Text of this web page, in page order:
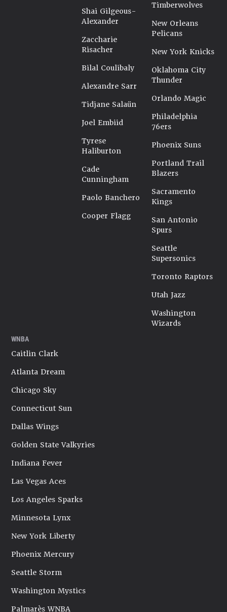
Shai Gilgeous-
Alexander
Zaccharie
Risacher
Bilal Coulibaly
Alexandre Sarr
Tidjane Salaün
Joel Embiid
Tyrese
Haliburton
Cade
Cunningham
Paolo Banchero
Cooper Flagg
Timberwolves
New Orleans
Pelicans
New York Knicks
Oklahoma City
Thunder
Orlando Magic
Philadelphia
76ers
Phoenix Suns
Portland Trail
Blazers
Sacramento
Kings
San Antonio
Spurs
Seattle
Supersonics
Toronto Raptors
Utah Jazz
Washington
Wizards
WNBA
Caitlin Clark
Atlanta Dream
Chicago Sky
Connecticut Sun
Dallas Wings
Golden State Valkyries
Indiana Fever
Las Vegas Aces
Los Angeles Sparks
Minnesota Lynx
New York Liberty
Phoenix Mercury
Seattle Storm
Washington Mystics
Palmarès WNBA